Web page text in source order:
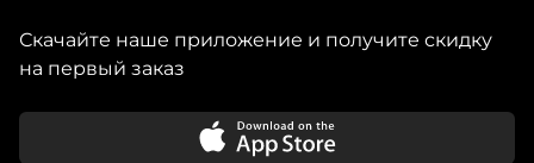
Скачайте наше приложение и получите скидку
на первый заказ